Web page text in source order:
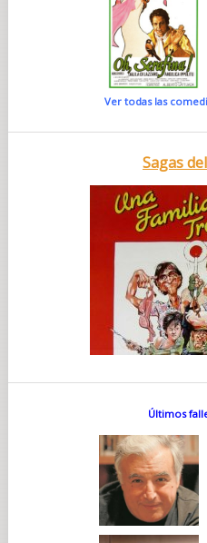
Ver todas las
Sagas
Últimos